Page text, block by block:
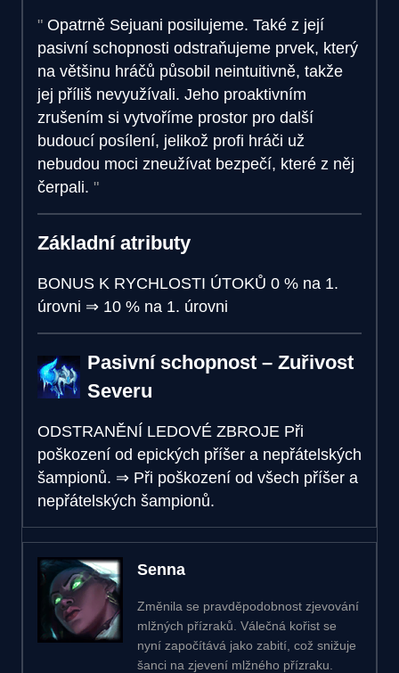
Opatrně Sejuani posilujeme. Také z její
pasivní schopnosti odstraňujeme prvek, který
na většinu hráčů působil neintuitivně, takže
jej příliš nevyužívali. Jeho proaktivním
zrušením si vytvoříme prostor pro další
budoucí posílení, jelikož profi hráči už
nebudou moci zneužívat bezpečí, které z něj
čerpali.
Základní atributy
BONUS K RYCHLOSTI ÚTOKŮ 0 % na 1.
úrovni ⇒ 10 % na 1. úrovni
Pasivní schopnost – Zuřivost
Severu
ODSTRANĚNÍ LEDOVÉ ZBROJE Při
poškození od epických příšer a nepřátelských
šampionů. ⇒ Při poškození od všech příšer a
nepřátelských šampionů.
Senna
Změnila se pravděpodobnost zjevování
mlžných přízraků. Válečná kořist se
nyní započítává jako zabití, což snižuje
šanci na zjevení mlžného přízraku.